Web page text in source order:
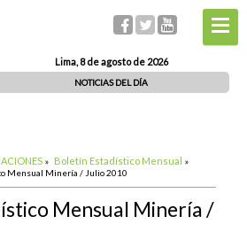
Lima, 8 de agosto de 2026
NOTICIAS DEL DÍA
» Boletín Estadístico Mensual »
Mensual Minería / Julio 2010
Mensual Minería /